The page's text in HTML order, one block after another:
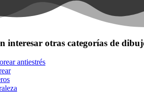
interesar otras categorías de
antiestrés